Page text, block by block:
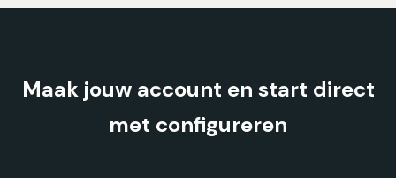
variaties.
variaties.
optie
Maak jouw account en start direct
met configureren